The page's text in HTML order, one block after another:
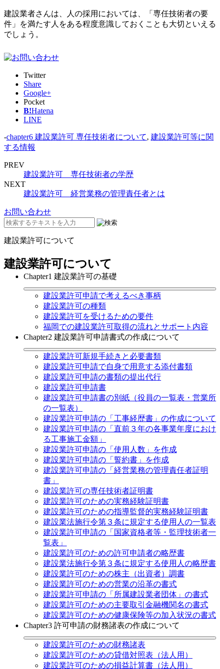
建設業者さんは、人の採用においては、「専任技術者の要
件」を満たす人をある程度意識しておくことも大切といえる
でしょう。
Twitter
Share
Google+
Pocket
B!Hatena
LINE
-chapter6 建設業許可 専任技術者について, 建設業許可等に関
する情報
PREV
建設業許可 専任技術者の学歴
NEXT
建設業許可 経営業務の管理責任者とは
お問い合わせ
建設業許可について
建設業許可について
Chapter1 建設業許可の基礎
建設業許可申請で考えるべき事柄
建設業許可の種類
建設業許可を受けるための要件
福岡での建設業許可取得の流れとサポート内容
Chapter2 建設業許可申請書式の作成について
建設業許可新規手続きと必要書類
建設業許可申請で自身で用意する添付書類
建設業許可申請の書類の提出代行
建設業許可申請書
建設業許可申請書の別紙（役員の一覧表・営業所
の一覧表）
建設業許可申請の「工事経歴書」の作成について
建設業許可申請の「直前３年の各事業年度におけ
る工事施工金額」
建設業許可申請の「使用人数」を作成
建設業許可申請の「誓約書」を作成
建設業許可申請の「経営業務の管理責任者証明
書」
建設業許可の専任技術者証明書
建設業許可のための実務経験証明書
建設業許可のための指導監督的実務経験証明書
建設業法施行令第３条に規定する使用人の一覧表
建設業許可申請の「国家資格者等・監理技術者一
覧表」
建設業許可のための許可申請者の略歴書
建設業法施行令第３条に規定する使用人の略歴書
建設業許可のための株主（出資者）調書
建設業許可のための営業の沿革の書式
建設業許可申請の「所属建設業者団体」の書式
建設業許可のための主要取引金融機関名の書式
建設業許可のための健康保険等の加入状況の書式
Chapter3 許可申請の財務諸表の作成について
建設業許可のための財務諸表
建設業許可のための貸借対照表（法人用）
建設業許可のための損益計算書（法人用）